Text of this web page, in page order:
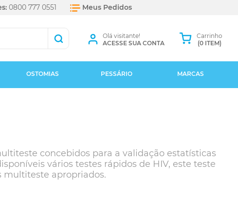
0800 777 0551 Meus Pedidos
Olá visitante!
ACESSE SUA CONTA
Carrinho
(0 ITEM)
OSTOMIAS PESSÁRIO MARCAS
concebidos para a validação estatísticas
vários testes rápidos de HIV, este teste
multiteste apropriados.